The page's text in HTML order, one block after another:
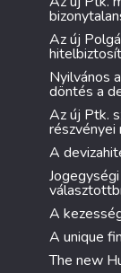
Az új
Nyilvános
döntés a
Az új Ptk.
részvényei
A
A
A unique
The new